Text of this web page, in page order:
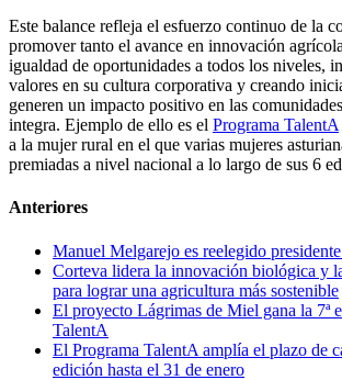
Este balance refleja el esfuerzo continuo de la
promover tanto el avance en innovación
igualdad de oportunidades a todos los niveles,
valores en su cultura corporativa y creando
generen un impacto positivo en las
integra. Ejemplo de ello es el Programa TalentA
a la mujer rural en el que varias mujeres
premiadas a nivel nacional a lo largo de sus 6
Anteriores
Manuel Melgarejo es reelegido
Corteva lidera la innovación biológica y
para lograr una agricultura más sostenible
El proyecto Lágrimas de Miel gana la 7ª
TalentA
El Programa TalentA amplía el plazo de
edición hasta el 31 de enero